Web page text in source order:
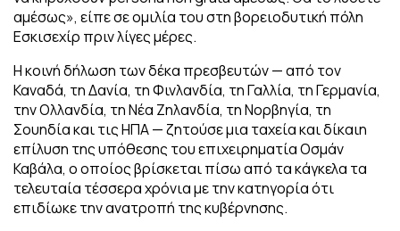
αμέσως», είπε σε ομιλία του στη βορειοδυτική πόλη
Εσκισεχίρ πριν λίγες μέρες.
Η κοινή δήλωση των δέκα πρεσβευτών — από τον
Καναδά, τη Δανία, τη Φινλανδία, τη Γαλλία, τη Γερμανία,
την Ολλανδία, τη Νέα Ζηλανδία, τη Νορβηγία, τη
Σουηδία και τις ΗΠΑ — ζητούσε μια ταχεία και δίκαιη
επίλυση της υπόθεσης του επιχειρηματία Οσμάν
Καβάλα, ο οποίος βρίσκεται πίσω από τα κάγκελα τα
τελευταία τέσσερα χρόνια με την κατηγορία ότι
επιδίωκε την ανατροπή της κυβέρνησης.